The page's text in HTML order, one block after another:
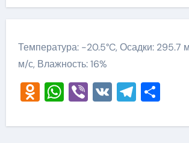
Температура: -20.5°C, Осадки: 295.7
м/с, Влажность: 16%
Odnoklassniki
WhatsApp
Viber
VK